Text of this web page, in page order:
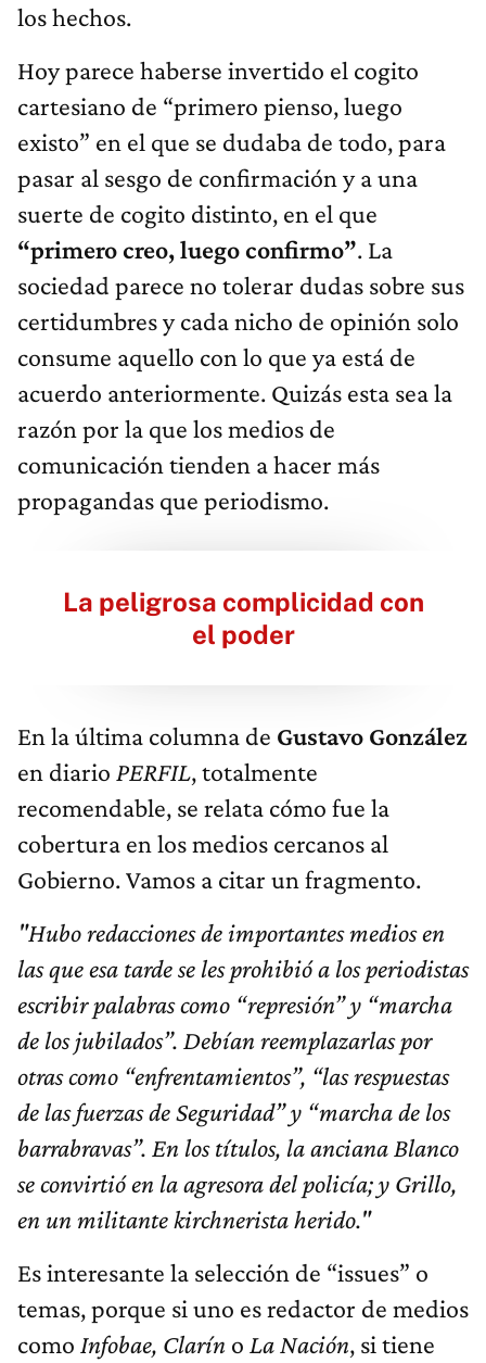
los hechos.
Hoy parece haberse invertido el cogito
cartesiano de “primero pienso, luego
existo” en el que se dudaba de todo, para
pasar al sesgo de confirmación y a una
suerte de cogito distinto, en el que
“primero creo, luego confirmo”. La
sociedad parece no tolerar dudas sobre sus
certidumbres y cada nicho de opinión solo
consume aquello con lo que ya está de
acuerdo anteriormente. Quizás esta sea la
razón por la que los medios de
comunicación tienden a hacer más
propagandas que periodismo.
La peligrosa complicidad con
el poder
En la última columna de Gustavo González
en diario PERFIL, totalmente
recomendable, se relata cómo fue la
cobertura en los medios cercanos al
Gobierno. Vamos a citar un fragmento.
"Hubo redacciones de importantes medios en
las que esa tarde se les prohibió a los periodistas
escribir palabras como “represión” y “marcha
de los jubilados”. Debían reemplazarlas por
otras como “enfrentamientos”, “las respuestas
de las fuerzas de Seguridad” y “marcha de los
barrabravas”. En los títulos, la anciana Blanco
se convirtió en la agresora del policía; y Grillo,
en un militante kirchnerista herido."
Es interesante la selección de “issues” o
temas, porque si uno es redactor de medios
como Infobae, Clarín o La Nación, si tiene